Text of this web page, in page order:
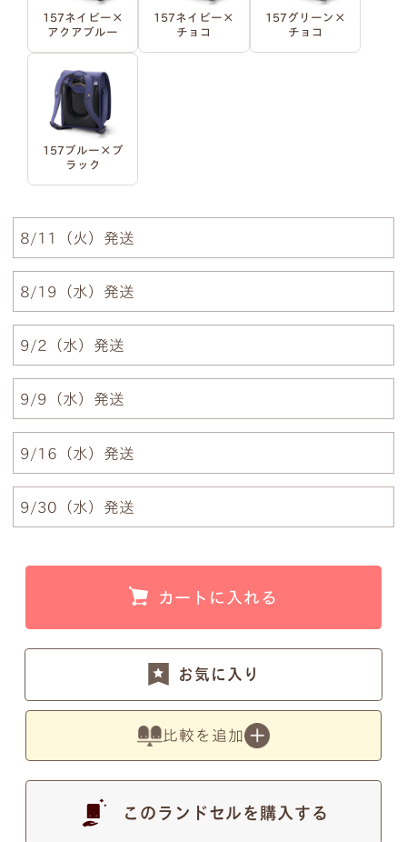
157ネイビー×
アクアブルー
157ネイビー×
チョコ
157グリーン×
チョコ
157ブルー×ブ
ラック
8/11（火）発送
8/19（水）発送
9/2（水）発送
9/9（水）発送
9/16（水）発送
9/30（水）発送
カートに入れる
お気に入り
比較を追加
このランドセルを購入する
例1）フルネーム 明朝体
例3）下の名前のみ 明朝体
例5）苗字を略称 筆記体
小文字のg、y、jなどの文字が入ると下のラインが変
す。
写真の色は実物とは異なります。あらかじめご了
注意事項2
筆記体のSとT、zとxについて
筆記体のSとT、zとxの文字が似ているため、間違い